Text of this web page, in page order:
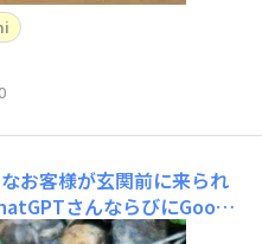
お客様が玄関前に来られ
さんならびにGoogl
🧐🤔😱結果、皆さんの回